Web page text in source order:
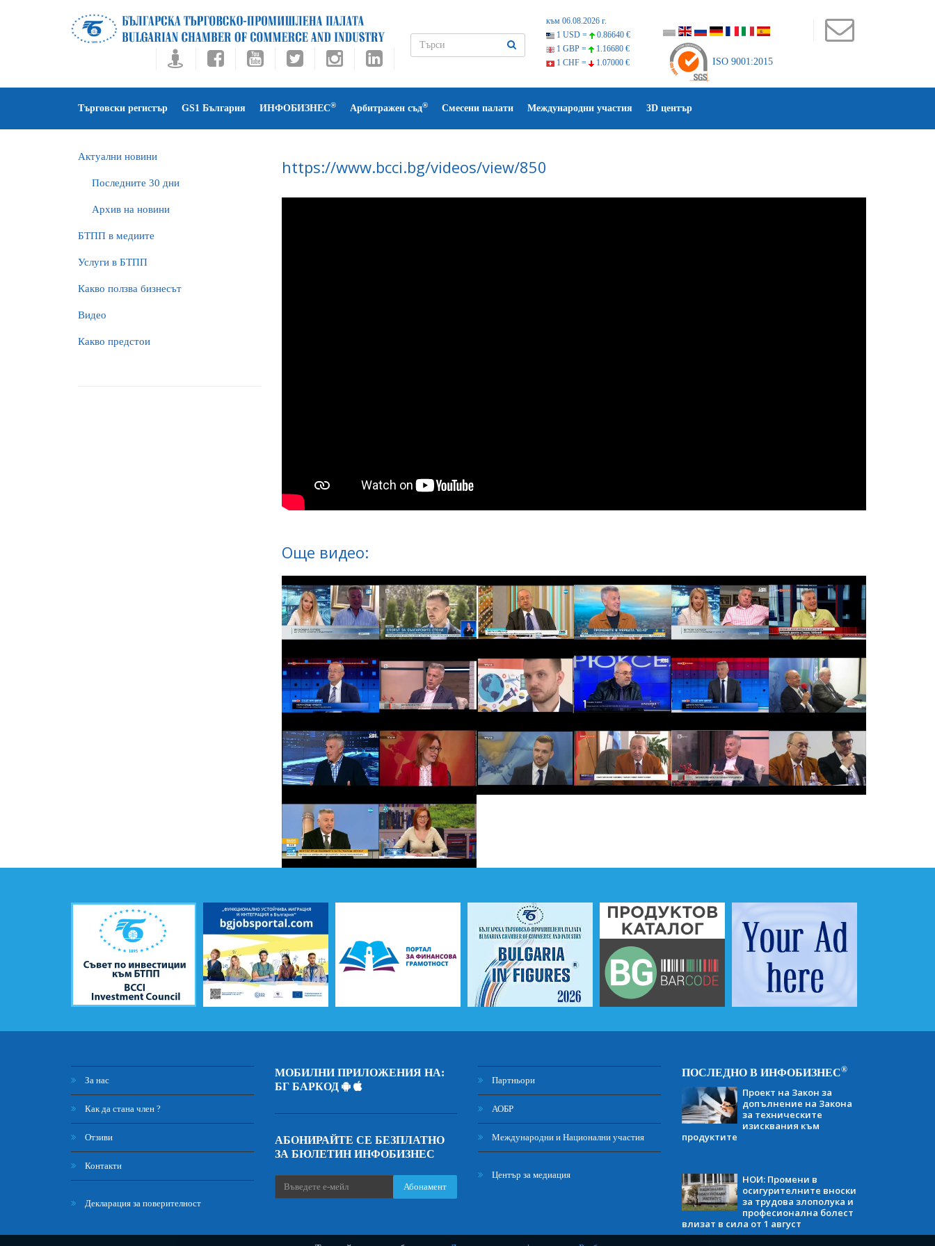
към 06.08.2026 г.
1 USD =
0.86640 €
1 GBP =
1.16680 €
1 CHF =
1.07000 € ISO 9001:2015
Търговски регистър GS1 България ИНФОБИЗНЕС® Арбитражен съд® Смесени палати Международни участия 3D център
Актуални новини
Последните 30 дни
Архив на новини
БTПП в медиите
Услуги в БТПП
Какво ползва бизнесът
Видео
Какво предстои
https://www.bcci.bg/videos/view/850
Още видео:
За нас
Как да стана член ?
Отзиви
Контакти
Декларация за поверителност
МОБИЛНИ ПРИЛОЖЕНИЯ НА:
БГ БАРКОД
АБОНИРАЙТЕ СЕ БЕЗПЛАТНО
ЗА БЮЛЕТИН ИНФОБИЗНЕС
Абонамент
Партньори
АОБР
Международни и Национални участия
Център за медиация
ПОСЛЕДНО В ИНФОБИЗНЕС®
Проект на Закон за
допълнение на Закона
за техническите
изисквания към
продуктите
НОИ: Промени в
осигурителните вноски
за трудова злополука и
професионална болест
влизат в сила от 1 август